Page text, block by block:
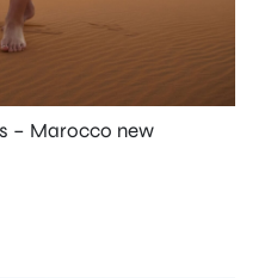
– Marocco new